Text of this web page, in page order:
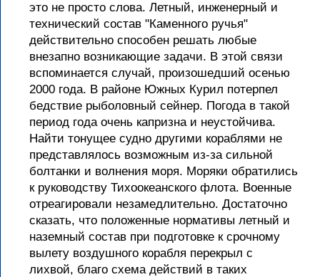
это не просто слова. Летный, инженерный и
технический состав "Каменного ручья"
действительно способен решать любые
внезапно возникающие задачи. В этой связи
вспоминается случай, произошедший осенью
2000 года. В районе Южных Курил потерпел
бедствие рыболовный сейнер. Погода в такой
период года очень капризна и неустойчива.
Найти тонущее судно другими кораблями не
представлялось возможным из-за сильной
болтанки и волнения моря. Моряки обратились
к руководству Тихоокеанского флота. Военные
отреагировали незамедлительно. Достаточно
сказать, что положенные нормативы летный и
наземный состав при подготовке к срочному
вылету воздушного корабля перекрыл с
лихвой, благо схема действий в таких